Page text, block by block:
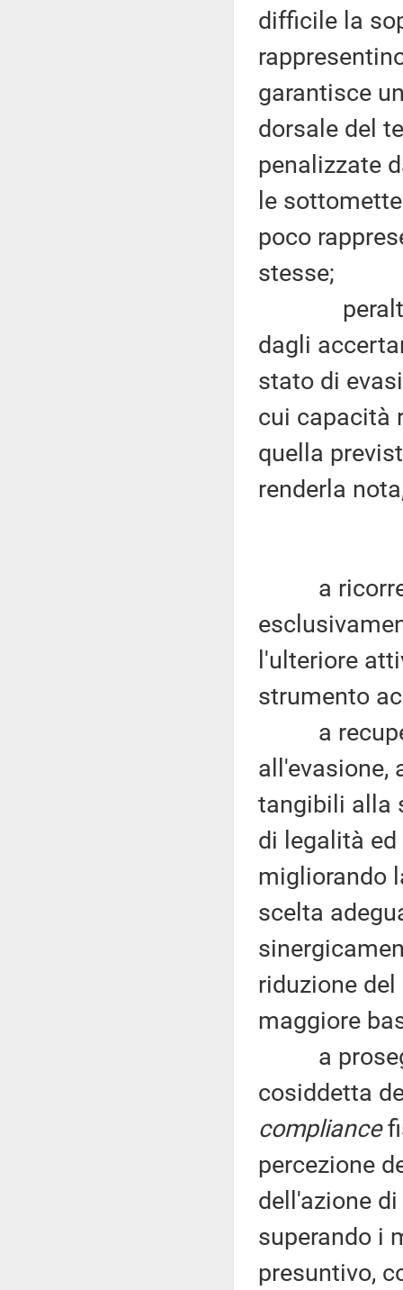
difficile la
garantisce
dorsale del
penalizzate
le
poco
stesse;
peraltro,
dagli
stato di
cui capacità
quella
renderla
a
l'ulteriore
strumento
a
all'evasione,
tangibili alla
di legalità ed
migliorando
scelta
riduzione del
maggiore
a
cosiddetta
compliance
percezione
dell'azione
superando i
presuntivo,